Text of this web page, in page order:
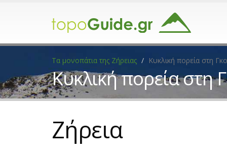
Τα μονοπάτια της Ζήρειας Κυκλική πορεία στη
Κυκλική πορεία στη
Ζήρεια